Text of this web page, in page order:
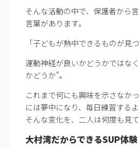
そんな活動の中で、保護者から
言葉があります。
「子どもが熱中できるものが見
運動神経が良いかどうかではな
かどうか”。
これまで何にも興味を示さなか
には夢中になり、毎日練習するよ
そんな変化を、二人は何度も見て
大村湾だからできるSUP体験